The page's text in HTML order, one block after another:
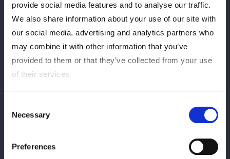
provide social media features and to analyse our traffic.
We also share information about your use of our site with
our social media, advertising and analytics partners who
may combine it with other information that you’ve
provided to them or that they’ve collected from your use
of their services.
Selection
Necessary
Preferences
2026/07/24 Información
【ミツカン × STARDOM】真夏のクッキ
ングイベント、豪華二部構成で開催！
【PPV情報】7月18日（土）東京・EBARA